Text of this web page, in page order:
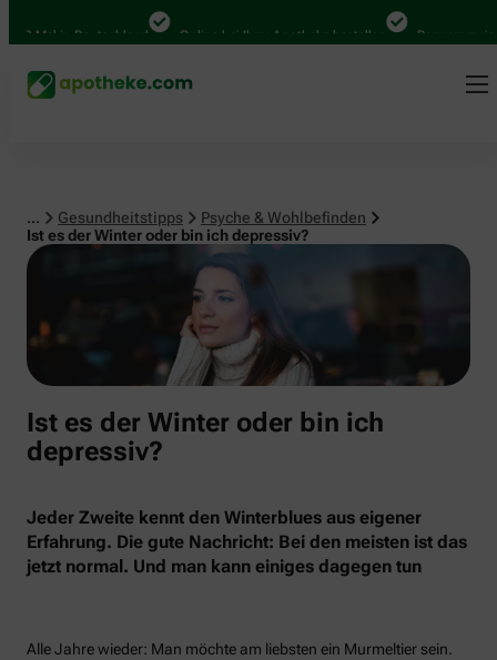
Mal in Deutschland Online bei Ihrer Apotheke bestellen Bequem
... Gesundheitstipps
Psyche & Wohlbefinden
Ist es der Winter oder bin ich depressiv?
Psyche & Wohlbefinden
Ist es der Winter oder bin ich
depressiv?
Jeder Zweite kennt den Winterblues aus eigener
Erfahrung. Die gute Nachricht: Bei den meisten ist das
jetzt normal. Und man kann einiges dagegen tun
Alle Jahre wieder: Man möchte am liebsten ein Murmeltier sein.